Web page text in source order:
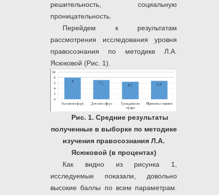
решительность, социальную
проницательность.
Перейдем к результатам
рассмотрения исследования уровня
правосознания по методике Л.А.
Ясюковой (Рис. 1).
Рис. 1. Средние результаты
полученные в выборке по методике
изучения правосознания Л.А.
Ясюковой (в процентах)
Как видно из рисунка 1,
исследуемые показали, довольно
высокие баллы по всем параметрам.